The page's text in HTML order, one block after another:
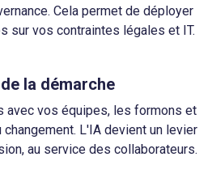
Cela permet de déployer
sur vos contraintes légales et IT.
la démarche
avec vos équipes, les formons et
L'IA devient un levier
au service des collaborateurs.